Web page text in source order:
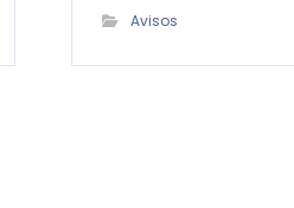
Avisos